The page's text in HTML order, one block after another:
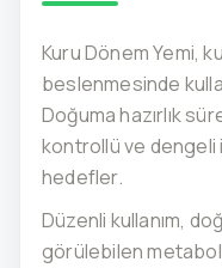
Kuru Dönem Yemi,
beslenmesinde
Doğuma hazırlık
kontrollü ve dengeli
hedefler.
Düzenli kullanım,
görülebilen